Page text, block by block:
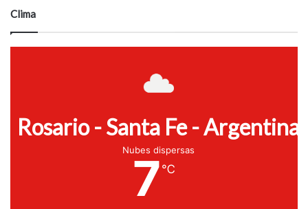
Clima
Rosario - Santa Fe - Argentina
Nubes dispersas
7 ℃